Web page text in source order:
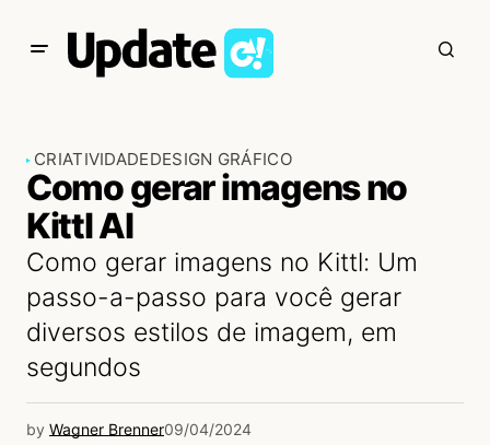
CRIATIVIDADEDESIGN GRÁFICO
Como gerar imagens no
Kittl AI
Como gerar imagens no Kittl: Um
passo-a-passo para você gerar
diversos estilos de imagem, em
segundos
by Wagner Brenner09/04/2024